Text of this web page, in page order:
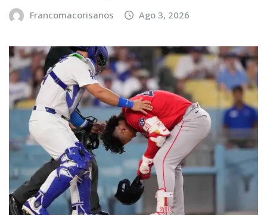
Francomacorisanos Ago 3, 2026